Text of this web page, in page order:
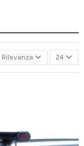
Rilevanza 24